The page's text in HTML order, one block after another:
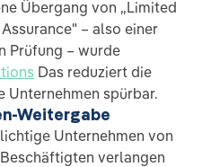
Übergang von „Limited
– also einer
Prüfung – wurde
Das reduziert die
spürbar.
Weitergabe
Unternehmen von
verlangen